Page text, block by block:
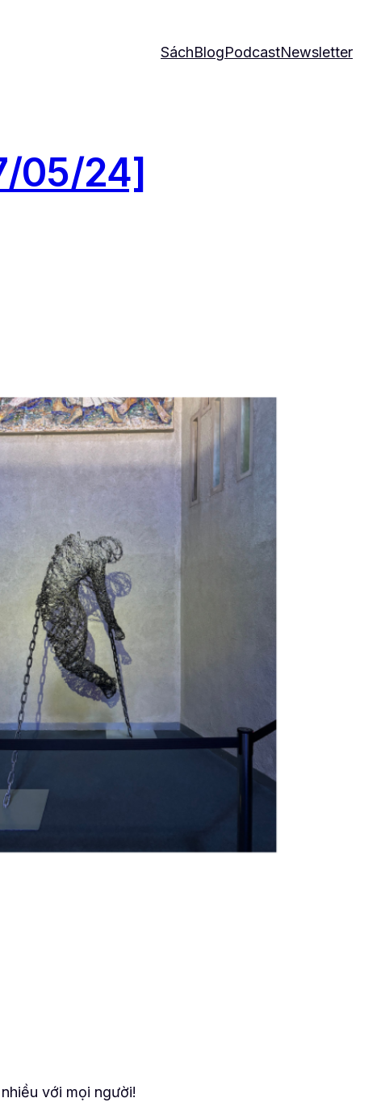
SáchBlogPodcastNewsletter
05/24]
với mọi người!